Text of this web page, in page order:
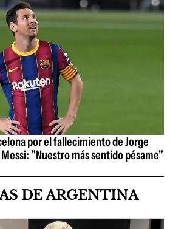
por el fallecimiento de Jorge
"Nuestro más sentido pésame"
DE ARGENTINA